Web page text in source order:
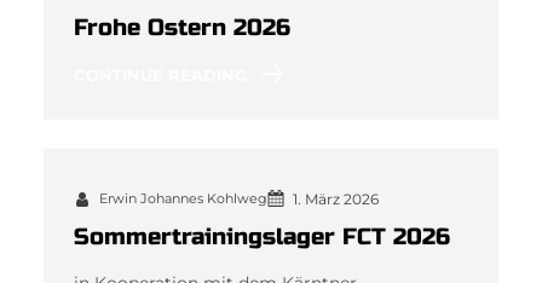
Frohe Ostern 2026
Erwin Johannes Kohlweg 1. März 2026
Sommertrainingslager FCT 2026